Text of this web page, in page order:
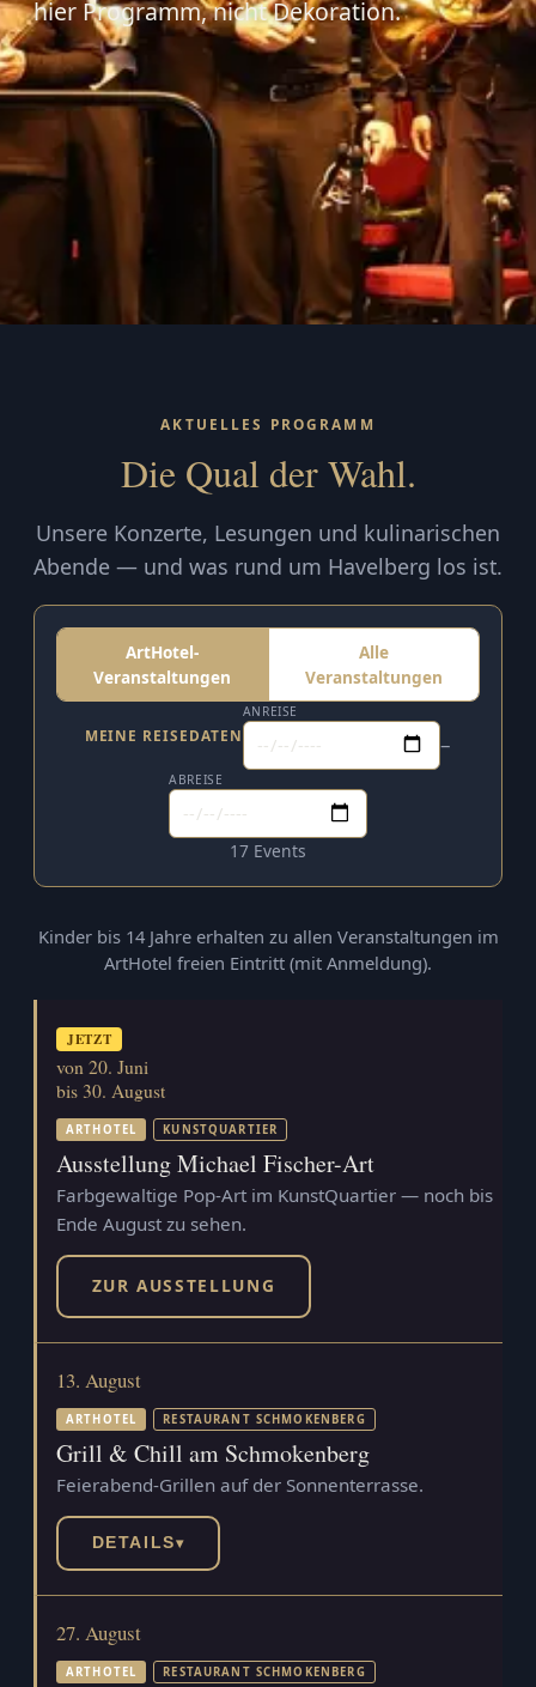
hier Programm, nicht Dekoration.
AKTUELLES PROGRAMM
Die Qual der Wahl.
Unsere Konzerte, Lesungen und kulinarischen
Abende — und was rund um Havelberg los ist.
ArtHotel-
Veranstaltungen
Alle
Veranstaltungen
MEINE REISEDATEN
ANREISE
–
ABREISE
17 Events
Kinder bis 14 Jahre erhalten zu allen Veranstaltungen im
ArtHotel freien Eintritt (mit Anmeldung).
JETZT
von 20. Juni
bis 30. August
ARTHOTEL KUNSTQUARTIER
Ausstellung Michael Fischer-Art
Farbgewaltige Pop-Art im KunstQuartier — noch bis
Ende August zu sehen.
ZUR AUSSTELLUNG
13. August
ARTHOTEL RESTAURANT SCHMOKENBERG
Grill & Chill am Schmokenberg
Feierabend-Grillen auf der Sonnenterrasse.
DETAILS▾
27. August
ARTHOTEL RESTAURANT SCHMOKENBERG